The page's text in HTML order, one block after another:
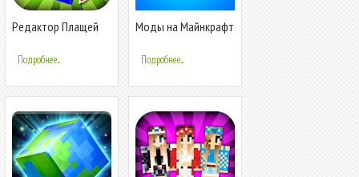
Редактор Плащей
Подробнее...
Моды на Майнкрафт
Подробнее...